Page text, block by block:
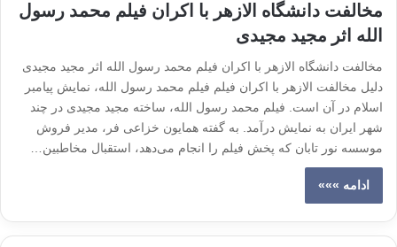
مخالفت دانشگاه الازهر با اکران فیلم محمد رسول
الله اثر مجید مجیدی
مخالفت دانشگاه الازهر با اکران فیلم محمد رسول الله اثر مجید مجیدی
دلیل مخالفت الازهر با اکران فیلم فیلم محمد رسول الله، نمایش پیامبر
اسلام در آن است. فیلم محمد رسول الله، ساخته مجید مجیدی در چند
شهر ایران به نمایش درآمد. به گفته همایون خزاعی فر، مدیر فروش
موسسه نور تابان که پخش فیلم را انجام می‌دهد، استقبال مخاطبین…
ادامه »»»